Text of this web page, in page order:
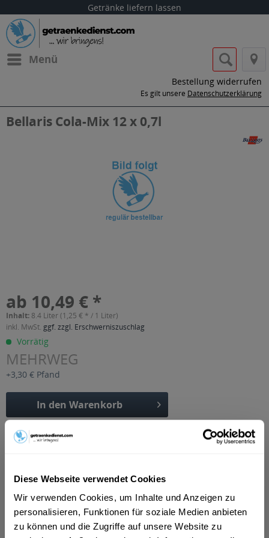
Diese Webseite verwendet Cookies
Wir verwenden Cookies, um Inhalte und Anzeigen zu
personalisieren, Funktionen für soziale Medien anbieten
zu können und die Zugriffe auf unsere Website zu
Getränke liefern lassen
Menü
Bestellung widerrufen
Es gilt unsere Datenschutzerklärung
Bellaris Cola-Mix 12 x 0,7l
ab 10,49 € *
Inhalt: 8.4 Liter (1,25 € * / 1 Liter)
inkl. MwSt. ggf. zzgl. Erschwerniszuschlag
Vorrätig
MEHRWEG
+3,30 € Pfand
In den Warenkorb
Artikel-Nr.:
Beschreibung
mehr
"Bellaris Cola-Mix 12 x 0,7l"